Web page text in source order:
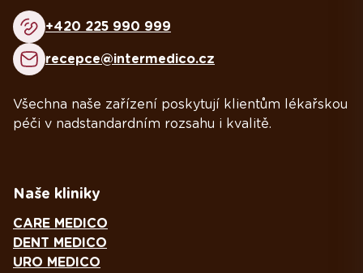
+420 225 990 999
recepce@intermedico.cz
Všechna naše zařízení poskytují klientům lékařskou
péči v nadstandardním rozsahu i kvalitě.
Naše kliniky
CARE MEDICO
DENT MEDICO
URO MEDICO